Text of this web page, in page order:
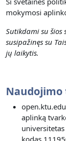
mokymosi
Sutikdami su šios
susipažinęs su
jų laikytis.
Naudojimo
aplinką
kodas